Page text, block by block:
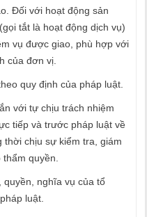
Đối với hoạt động sản
tắt là hoạt động dịch vụ)
vụ được giao, phù hợp với
của đơn vị.
quy định của pháp luật.
với tự chịu trách nhiệm
tiếp và trước pháp luật về
thời chịu sự kiểm tra, giám
quyền.
nghĩa vụ của tổ
luật.